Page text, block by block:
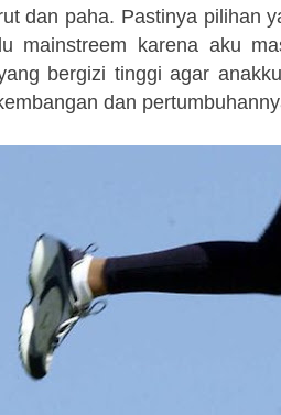
dan paha. Pastinya pilihan
mainstreem karena aku
bergizi tinggi agar
dan